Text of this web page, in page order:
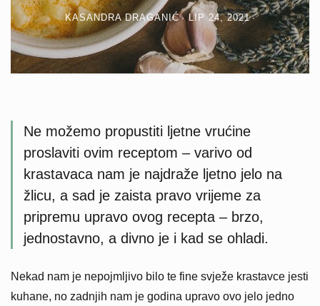
KASANDRA DRAGANIĆ LIP 24, 2021
Ne možemo propustiti ljetne vrućine
proslaviti ovim receptom – varivo od
krastavaca nam je najdraže ljetno jelo na
žlicu, a sad je zaista pravo vrijeme za
pripremu upravo ovog recepta – brzo,
jednostavno, a divno je i kad se ohladi.
Nekad nam je nepojmljivo bilo te fine svježe krastavce jesti
kuhane, no zadnjih nam je godina upravo ovo jelo jedno